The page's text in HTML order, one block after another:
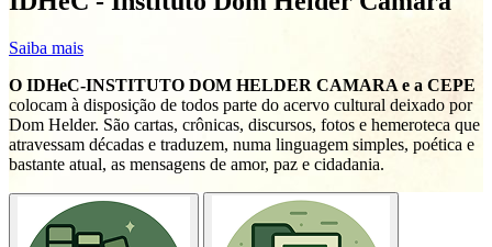
Saiba mais
O IDHeC-INSTITUTO DOM HELDER CAMARA e a CEPE
colocam à disposição de todos parte do acervo cultural deixado por
Dom Helder. São cartas, crônicas, discursos, fotos e hemeroteca que
atravessam décadas e traduzem, numa linguagem simples, poética e
bastante atual, as mensagens de amor, paz e cidadania.